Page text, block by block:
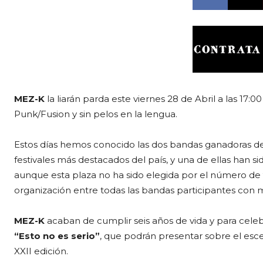
MEZ-K la liarán parda este viernes 28 de Abril a las
Punk/Fusion y sin pelos en la lengua.
Estos días hemos conocido las dos bandas ganadoras
festivales más destacados del país, y una de ellas han
aunque esta plaza no ha sido elegida por el número
organización entre todas las bandas participantes con
MEZ-K acaban de cumplir seis años de vida y para
“Esto no es serio”, que podrán presentar sobre el
XXII edición.